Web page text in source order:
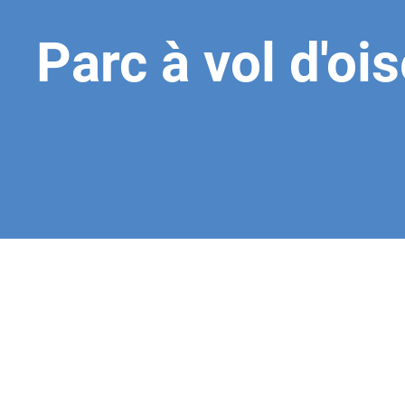
Parc à vol